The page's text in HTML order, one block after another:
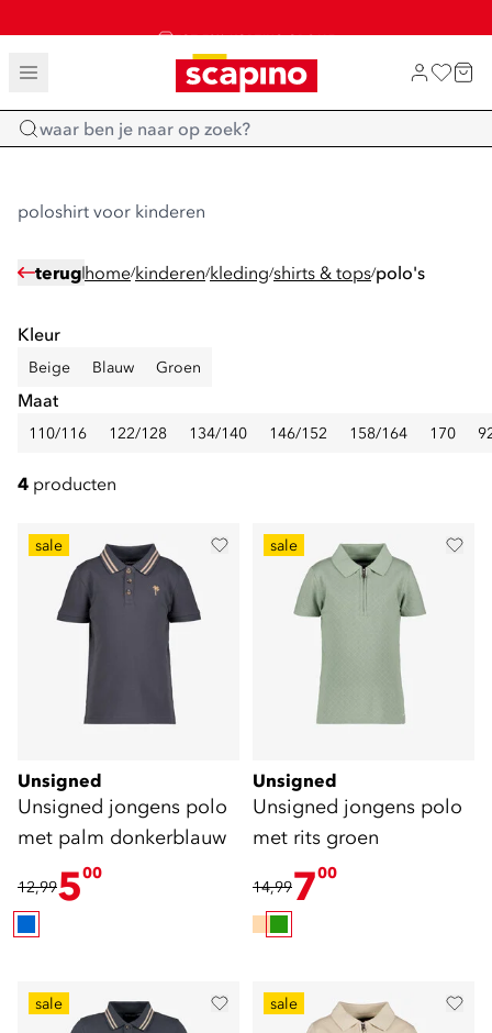
TOT 70% KORTING OP SALE
SHOP NIEUW
Home
poloshirt voor kinderen
terug home/kinderen/kleding/shirts & tops/polo's
Kleur
Beige Blauw Groen
Maat
110/116 122/128 134/140 146/152 158/164 170
4 producten
sale
Unsigned
Unsigned jongens polo
met palm donkerblauw
12,99500
sale
Unsigned
Unsigned jongens polo
met rits groen
14,99700
sale sale